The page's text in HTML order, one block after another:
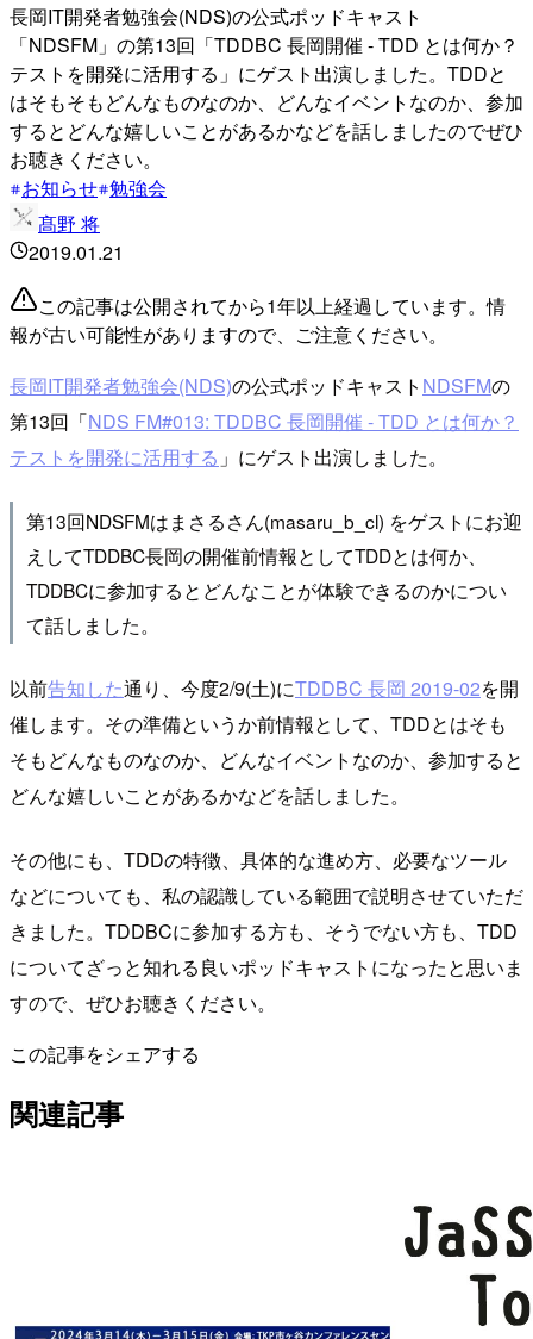
長岡IT開発者勉強会(NDS)の公式ポッドキャスト
「NDSFM」の第13回「TDDBC 長岡開催 - TDD とは何か？
テストを開発に活用する」にゲスト出演しました。TDDと
はそもそもどんなものなのか、どんなイベントなのか、参加
するとどんな嬉しいことがあるかなどを話しましたのでぜひ
お聴きください。
お知らせ 勉強会
髙野 将
2019.01.21
この記事は公開されてから1年以上経過しています。情
報が古い可能性がありますので、ご注意ください。
長岡IT開発者勉強会(NDS)の公式ポッドキャスト NDSFMの
第13回「NDS FM#013: TDDBC 長岡開催 - TDD とは何か？
テストを開発に活用する 」にゲスト出演しました。
第13回NDSFMはまさるさん(masaru_b_cl) をゲストにお迎
えしてTDDBC長岡の開催前情報としてTDDとは何か、
TDDBCに参加するとどんなことが体験できるのかについ
て話しました。
以前告知した通り、今度2/9(土)にTDDBC 長岡 2019-02を開
催します。その準備というか前情報として、TDDとはそも
そもどんなものなのか、どんなイベントなのか、参加すると
どんな嬉しいことがあるかなどを話しました。
その他にも、TDDの特徴、具体的な進め方、必要なツール
などについても、私の認識している範囲で説明させていただ
きました。TDDBCに参加する方も、そうでない方も、TDD
についてざっと知れる良いポッドキャストになったと思いま
すので、ぜひお聴きください。
この記事をシェアする
関連記事